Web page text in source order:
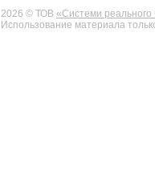
2026 © ТОВ «Системи реального
Использование материала